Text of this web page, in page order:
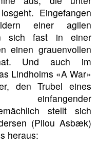
Eingefangen
einer agilen
sich fast in einer
einen grauenvollen
Und auch im
Lindholms «A War»
den Trubel eines
einfangender
stellt sich
(Pilou Asbæk)
heraus: